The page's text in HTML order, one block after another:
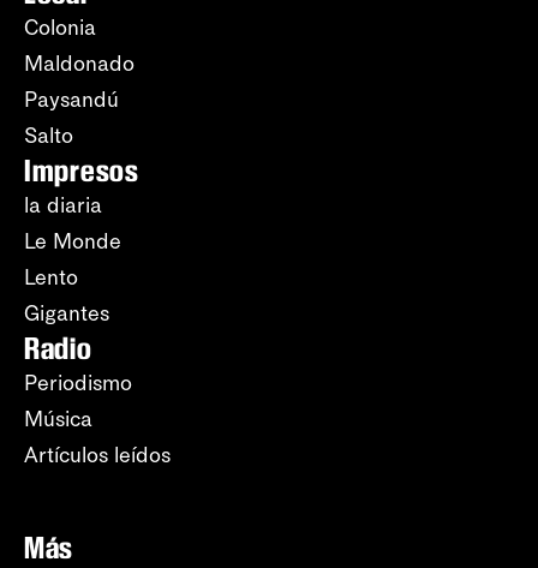
Colonia
Maldonado
Paysandú
Salto
Impresos
la diaria
Le Monde
Lento
Gigantes
Radio
Periodismo
Música
Artículos leídos
Más